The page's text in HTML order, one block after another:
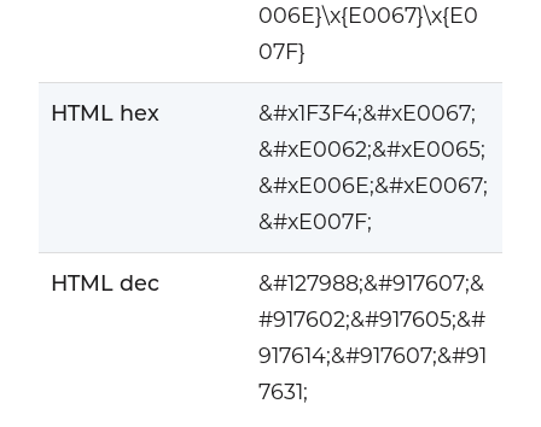
006E}\x{E0067}\x{E0
07F}
HTML hex
&#x1F3F4;&#xE0067;
&#xE0062;&#xE0065;
&#xE006E;&#xE0067;
&#xE007F;
HTML dec
&#127988;&#917607;&
#917602;&#917605;&#
917614;&#917607;&#91
7631;